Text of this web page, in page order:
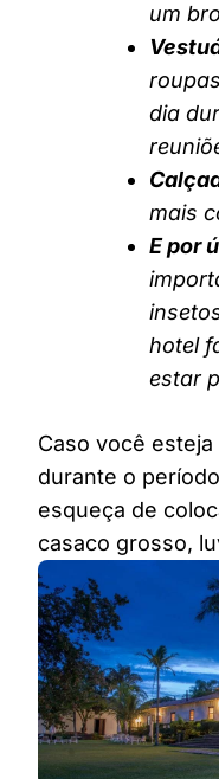
um
dia
mais
E por
hotel
estar
Caso você
durante o
esqueça de
casaco grosso,